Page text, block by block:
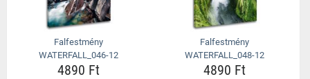
Falfestmény
WATERFALL_046-12
4890 Ft
Falfestmény
WATERFALL_048-12
4890 Ft